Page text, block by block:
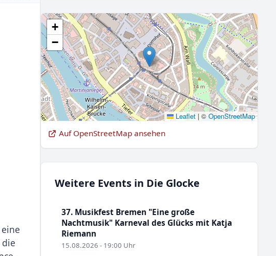
+
−
Leaflet |© OpenStreetMap
Auf OpenStreetMap ansehen
Weitere Events in Die Glocke
37. Musikfest Bremen "Eine große
Nachtmusik" Karneval des Glücks mit Katja
Riemann
15.08.2026 - 19:00 Uhr